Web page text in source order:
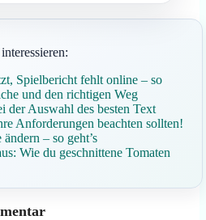
Spielbericht fehlt online – so
und den richtigen Weg
der Auswahl des besten Text
Anforderungen beachten sollten!
– so geht’s
Wie du geschnittene Tomaten